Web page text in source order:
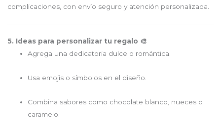
complicaciones, con envío seguro y atención personalizada.
5. Ideas para personalizar tu regalo 🎨
Agrega una dedicatoria dulce o romántica.
Usa emojis o símbolos en el diseño.
Combina sabores como chocolate blanco, nueces o
caramelo.